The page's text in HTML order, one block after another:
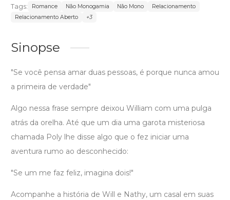
Tags: Romance Não Monogamia Não Mono
Relacionamento
Relacionamento Aberto
+3
Sinopse
"Se você pensa amar duas pessoas, é porque nunca amou
a primeira de verdade"
Algo nessa frase sempre deixou William com uma pulga
atrás da orelha. Até que um dia uma garota misteriosa
chamada Poly lhe disse algo que o fez iniciar uma
aventura rumo ao desconhecido:
"Se um me faz feliz, imagina dois!"
Acompanhe a história de Will e Nathy, um casal em suas